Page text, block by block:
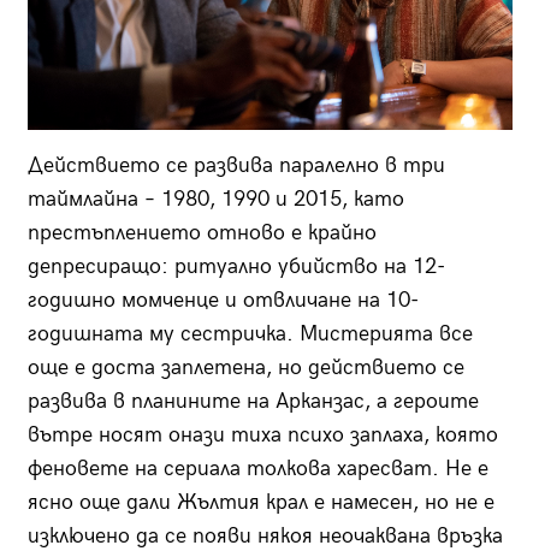
Действието се развива паралелно в три
таймлайна – 1980, 1990 и 2015, като
престъплението отново е крайно
депресиращо: ритуално убийство на 12-
годишно момченце и отвличане на 10-
годишната му сестричка. Мистерията все
още е доста заплетена, но действието се
развива в планините на Арканзас, а героите
вътре носят онази тиха психо заплаха, която
феновете на сериала толкова харесват. Не е
ясно още дали Жълтия крал е намесен, но не е
изключено да се появи някоя неочаквана връзка